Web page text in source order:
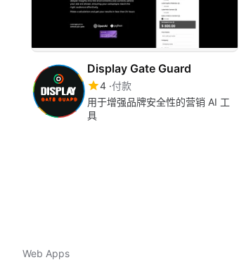
Display Gate Guard
4 付款
用于增强品牌安全性的营销 AI 工
具
Web Apps